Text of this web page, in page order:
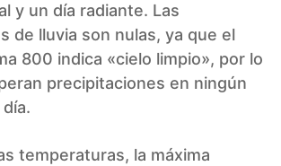
y un día radiante. Las
de lluvia son nulas, ya que el
800 indica «cielo limpio», por lo
precipitaciones en ningún
temperaturas, la máxima